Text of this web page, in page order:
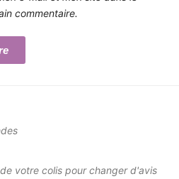
commentaire.
votre colis pour changer d'avis